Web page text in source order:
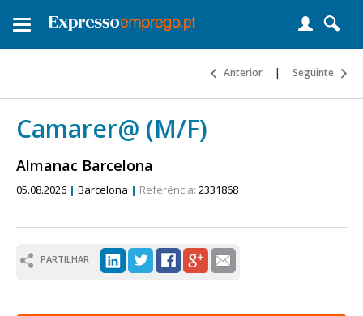
Toggle
Anterior | Seguinte
Camarer@ (M/F)
Almanac Barcelona
05.08.2026 | Barcelona | Referência: 2331868
PARTILHAR